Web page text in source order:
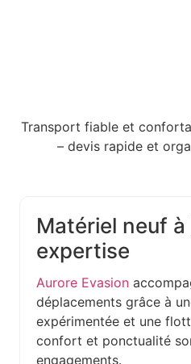
Transport fiable et
– devis rapide et
Matériel neuf
expertise
Aurore Evasion
déplacements grâce à
expérimentée et une
confort et ponctualité
engagements.